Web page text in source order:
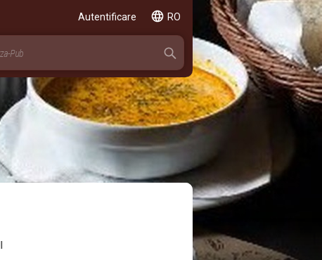
RO
Autentificare